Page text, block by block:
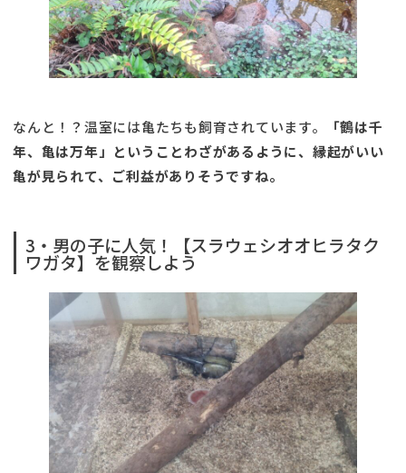
なんと！？温室には亀たちも飼育されています。
「鶴は千
年、亀は万年」ということわざがあるように、縁起がいい
亀が見られて、ご利益がありそうですね。
3・男の子に人気！【スラウェシオオヒラタク
ワガタ】を観察しよう